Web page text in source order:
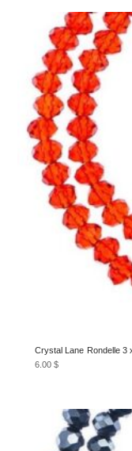
Crystal Lane Rondelle 3
6.00$